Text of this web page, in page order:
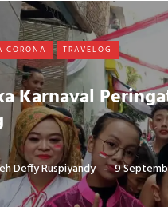
CORONA TRAVELOG
Karnaval
Deffy Ruspiyandy 9